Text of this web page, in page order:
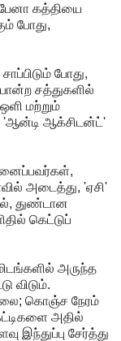
பேனா கத்தியை
போது,
போது,
சத்துகளில்
மற்றும்
'ஆன்டி ஆக்சிடன்ட்'
அடைத்து, 'ஏசி'
துண்டான
கெட்டுப்
அருந்த
விடும்.
கொஞ்ச நேரம்
அதில்
இந்துப்பு சேர்த்து